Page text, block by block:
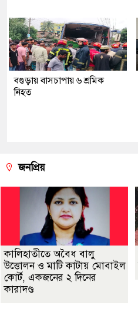
বগুড়ায় বাসচাপায় ৬ শ্রমিক
নিহত
জনপ্রিয়
কালিহাতীতে অবৈধ বালু
উত্তোলন ও মাটি কাটায় মোবাইল
কোর্ট, একজনের ২ দিনের
কারাদণ্ড